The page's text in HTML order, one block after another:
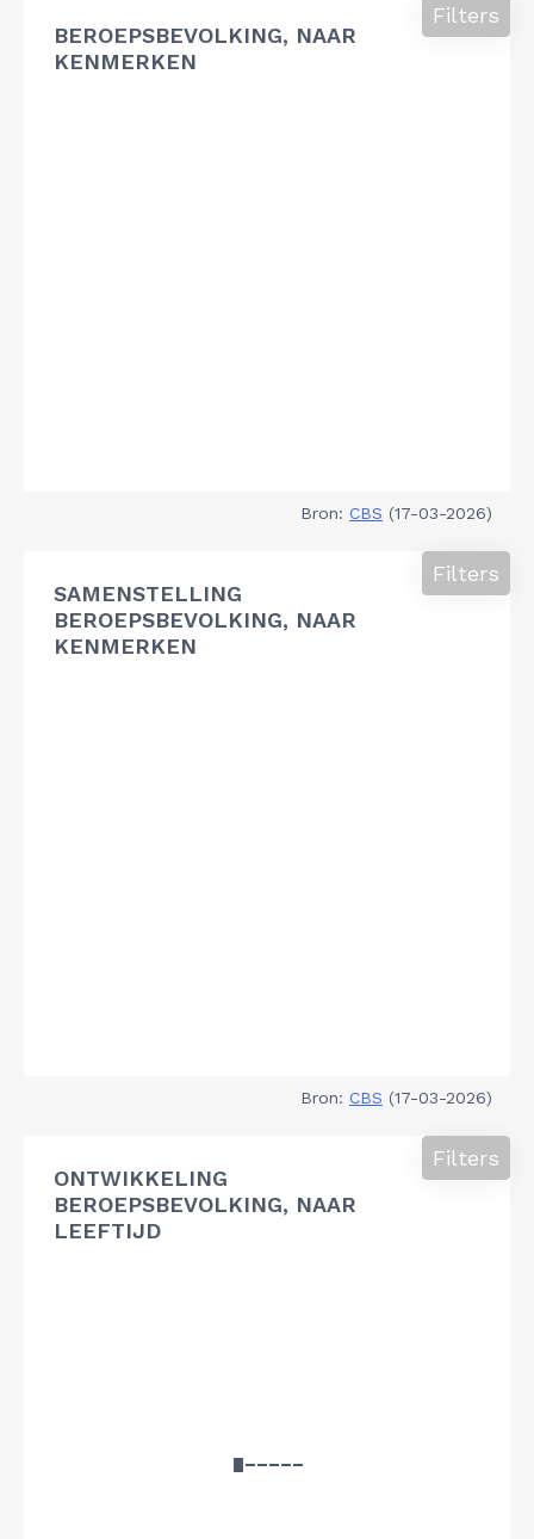
BEROEPSBEVOLKING, NAAR
KENMERKEN
Filters
Bron: CBS (17-03-2026)
SAMENSTELLING
BEROEPSBEVOLKING, NAAR
KENMERKEN
Filters
Bron: CBS (17-03-2026)
ONTWIKKELING
BEROEPSBEVOLKING, NAAR
LEEFTIJD
Filters